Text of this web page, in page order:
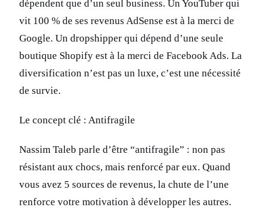
dépendent que d’un seul business. Un YouTuber qui
vit 100 % de ses revenus AdSense est à la merci de
Google. Un dropshipper qui dépend d’une seule
boutique Shopify est à la merci de Facebook Ads. La
diversification n’est pas un luxe, c’est une nécessité
de survie.
Le concept clé : Antifragile
Nassim Taleb parle d’être “antifragile” : non pas
résistant aux chocs, mais renforcé par eux. Quand
vous avez 5 sources de revenus, la chute de l’une
renforce votre motivation à développer les autres.